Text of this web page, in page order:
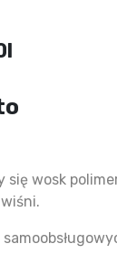
się wosk